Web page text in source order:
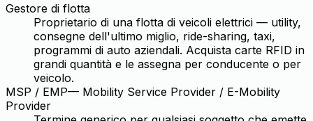
Gestore di flotta
Proprietario di una flotta di veicoli elettrici — utility,
consegne dell'ultimo miglio, ride-sharing, taxi,
programmi di auto aziendali. Acquista carte RFID in
grandi quantità e le assegna per conducente o per
veicolo.
MSP / EMP— Mobility Service Provider / E-Mobility
Provider